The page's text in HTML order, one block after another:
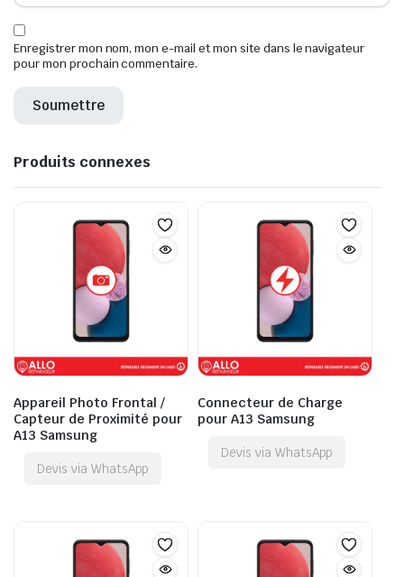
Enregistrer mon nom, mon e-mail et mon site dans le navigateur
pour mon prochain commentaire.
Produits connexes
Appareil Photo Frontal /
Capteur de Proximité pour
A13 Samsung
Devis via WhatsApp
Connecteur de Charge
pour A13 Samsung
Devis via WhatsApp